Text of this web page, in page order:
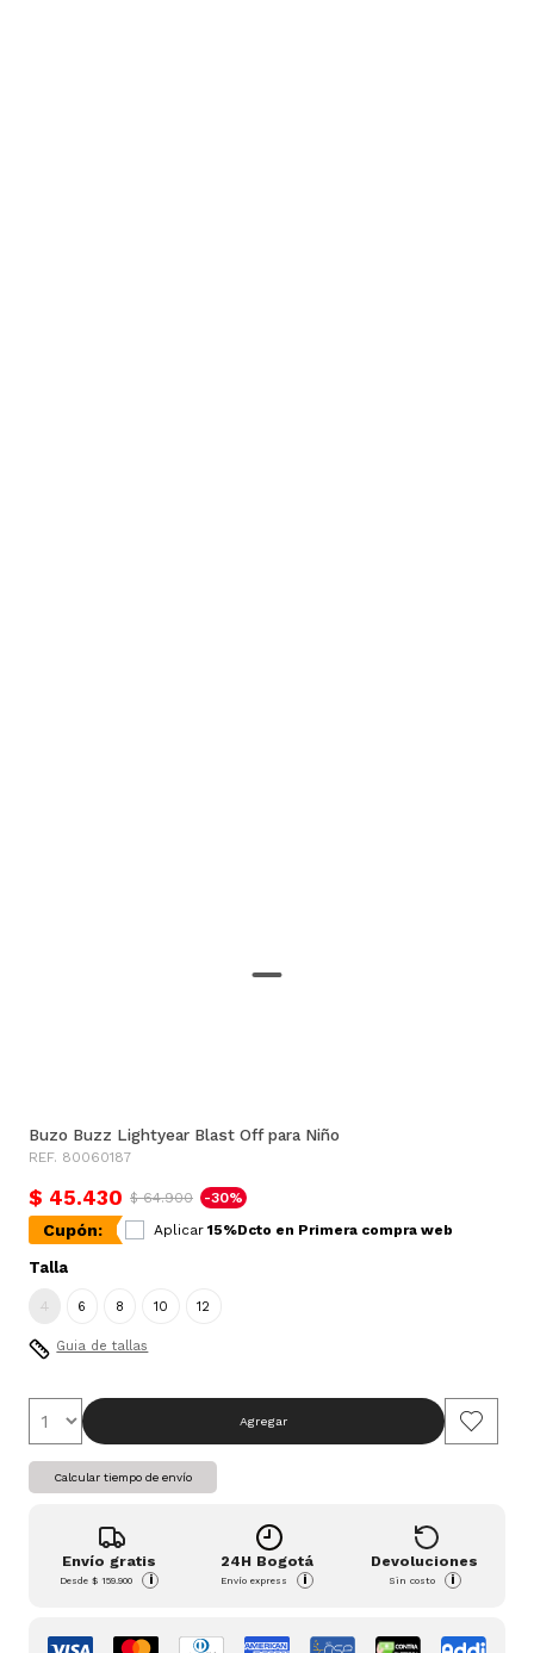
Buzo Buzz Lightyear Blast Off para Niño
REF. 80060187
$ 45.430 $ 64.900 -30%
Cupón: Aplicar 15%Dcto en Primera compra web
Talla
4 6 8 10 12
Guia de tallas
Agregar
Calcular tiempo de envío
Envío gratis
Desde$ 159.900 i
24H Bogotá
Envío express i
Devoluciones
Sin costo i